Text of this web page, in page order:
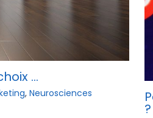
…
, Neurosciences
?